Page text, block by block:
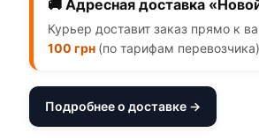
🚚 Адресная доставка
Курьер доставит заказ прямо к
100 грн (по тарифам перевозчика)
Подробнее о доставке →